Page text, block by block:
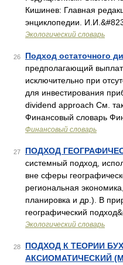
Кишинев: Главная
энциклопедии.
Экологический словарь
26 Подход остаточного
предполагающий
исключительно при
для инвестирования
dividend approach См.
Финансовый словарь
Финансовый словарь
27 ПОДХОД
системный подход,
вне сферы
региональная
планировка и др.). В
географический
Экологический словарь
28
ПОДХОД К ТЕОРИИ
АКСИОМАТИЧЕСКИЙ